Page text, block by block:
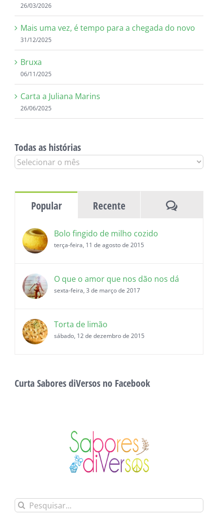
26/03/2026
Mais uma vez, é tempo para a chegada do novo
31/12/2025
Bruxa
06/11/2025
Carta a Juliana Marins
26/06/2025
Todas as histórias
Todas
Popular Recente
Bolo fingido de milho cozido
terça-feira, 11 de agosto de 2015
O que o amor que nos dão nos dá
sexta-feira, 3 de março de 2017
Torta de limão
sábado, 12 de dezembro de 2015
Curta Sabores diVersos no Facebook
Buscar